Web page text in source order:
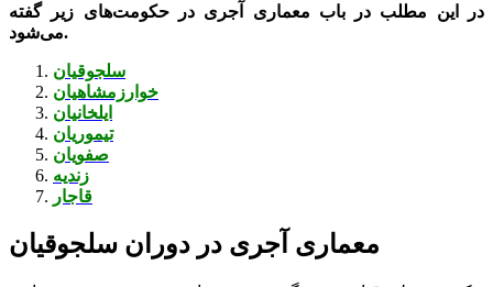
در این مطلب در باب معماری آجری در حکومت‌های زیر گفته
می‌شود.
سلجوقیان
خوارزمشاهیان
ایلخانیان
تیموریان
صفویان
زندیه
قاجار
معماری آجری در دوران سلجوقیان